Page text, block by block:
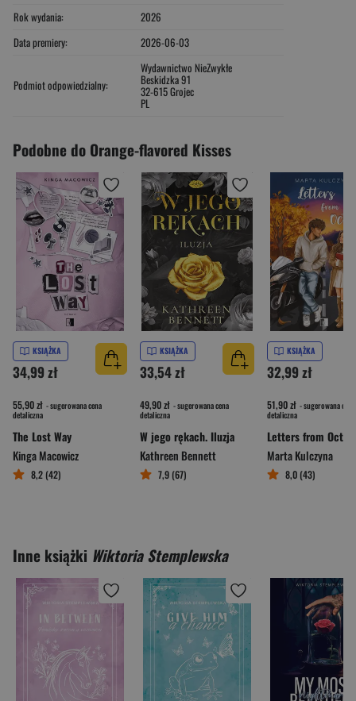
Rok wydania:
2026
Data premiery:
2026-06-03
Podmiot odpowiedzialny:
Wydawnictwo NieZwykłe
Beskidzka 91
32-615 Grojec
PL
Podobne do Orange-flavored Kisses
KSIĄŻKA
34,99 zł
55,90 zł - sugerowana cena
detaliczna
The Lost Way
Kinga Macowicz
8,2 (42)
KSIĄŻKA
33,54 zł
49,90 zł - sugerowana cena
detaliczna
W jego rękach. Iluzja
Kathreen Bennett
7,9 (67)
KSIĄŻKA
32,99 zł
51,90 zł - sugerowana cena
detaliczna
Letters from
Marta Kulczyna
8,0 (43)
Inne książki Wiktoria Stemplewska